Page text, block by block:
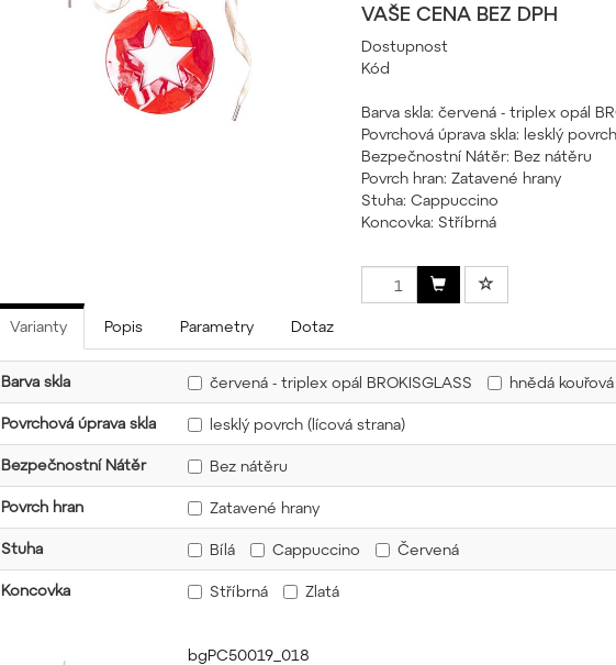
VAŠE CENA BEZ DPH
Dostupnost
Kód
Barva skla: červená - triplex opál
Povrchová úprava skla: lesklý
Bezpečnostní Nátěr: Bez nátěru
Povrch hran: Zatavené hrany
Stuha: Cappuccino
Koncovka: Stříbrná
Varianty Popis Parametry Dotaz
Barva skla červená - triplex opál BROKISGLASS hnědá
Povrchová úprava skla lesklý povrch (lícová strana)
Bezpečnostní Nátěr Bez nátěru
Povrch hran Zatavené hrany
Stuha Bílá Cappuccino Červená
Koncovka Stříbrná Zlatá
bgPC50019_018